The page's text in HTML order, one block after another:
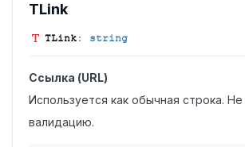
TLink
TLink: string
Ссылка (URL)
Используется как обычная строка.
валидацию.